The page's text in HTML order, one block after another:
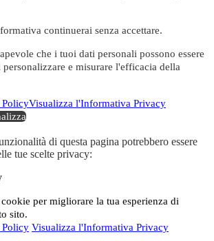
continuerai senza accettare.
che i tuoi dati personali possono essere
e misurare l'efficacia della
PolicyVisualizza l'Informativa Privacy
di questa pagina potrebbero essere
tue scelte privacy:
per migliorare la tua esperienza di
sito.
Policy Visualizza l'Informativa Privacy